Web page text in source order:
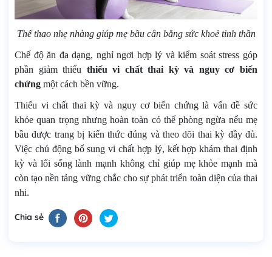
Thể thao nhẹ nhàng giúp mẹ bầu cân bằng sức khoẻ tinh thần
Chế độ ăn đa dạng, nghỉ ngơi hợp lý và kiểm soát stress góp
phần giảm thiểu thiếu vi chất thai kỳ và nguy cơ biến
chứng một cách bền vững.
Thiếu vi chất thai kỳ và nguy cơ biến chứng là vấn đề sức
khỏe quan trọng nhưng hoàn toàn có thể phòng ngừa nếu mẹ
bầu được trang bị kiến thức đúng và theo dõi thai kỳ đầy đủ.
Việc chủ động bổ sung vi chất hợp lý, kết hợp khám thai định
kỳ và lối sống lành mạnh không chỉ giúp mẹ khỏe mạnh mà
còn tạo nền tảng vững chắc cho sự phát triển toàn diện của thai
nhi.
Chia sẻ